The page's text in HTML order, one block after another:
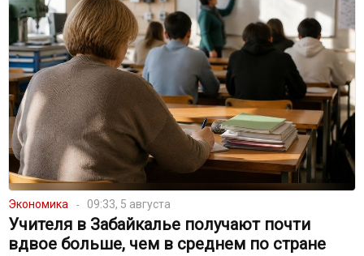
Экономика 09:33, 5 августа
Учителя в Забайкалье получают почти
вдвое больше, чем в среднем по стране